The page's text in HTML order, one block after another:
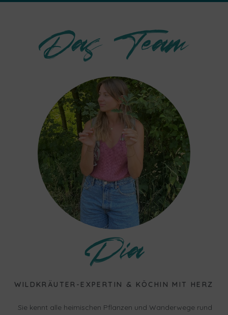
Das Team
Pia
WILDKRÄUTER-EXPERTIN & KÖCHIN MIT HERZ
Sie kennt alle heimischen Pflanzen und Wanderwege rund